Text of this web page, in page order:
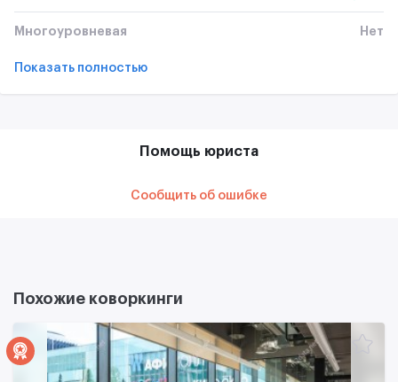
Многоуровневая Нет
Показать полностью
Помощь юриста
Сообщить об ошибке
Похожие коворкинги